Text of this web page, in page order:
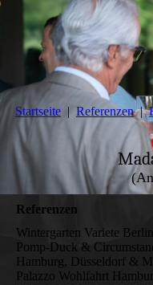
Startseite Referenzen
Referenzen
Wintergarten Variete
Pomp-Duck &
Hamburg, Düsseldorf &
Palazzo Wohlfahrt